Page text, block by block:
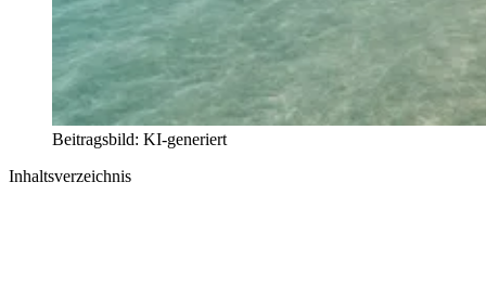
Beitragsbild: KI-generiert
Inhaltsverzeichnis